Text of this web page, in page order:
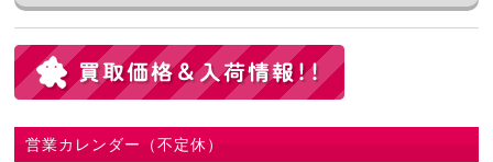
営業カレンダー（不定休）